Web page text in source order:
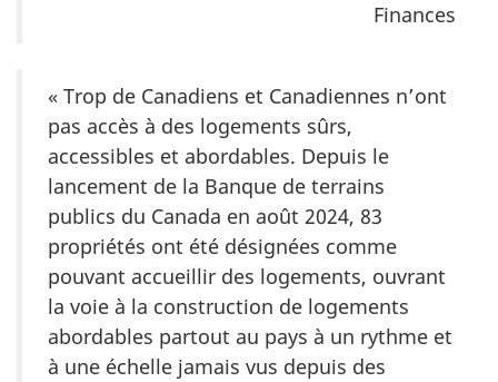
Finances
« Trop de Canadiens et Canadiennes n’ont
pas accès à des logements sûrs,
accessibles et abordables. Depuis le
lancement de la Banque de terrains
publics du Canada en août 2024, 83
propriétés ont été désignées comme
pouvant accueillir des logements, ouvrant
la voie à la construction de logements
abordables partout au pays à un rythme et
à une échelle jamais vus depuis des